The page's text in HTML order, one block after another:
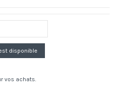
vos achats.